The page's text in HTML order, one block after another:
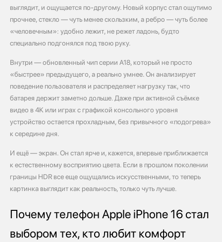
выглядит, и ощущается по‑другому. Новый корпус стал ощутимо
прочнее, стекло — чуть менее скользким, а ребро — чуть более
«человечным»: удобно лежит, не режет ладонь, будто
специально подгонялся под твою руку.
Внутри — обновленный чип серии A18, который не просто
«быстрее» предыдущего, а реально умнее. Он анализирует
поведение пользователя и распределяет нагрузку так, что
батарея держит заметно дольше. Даже при активной съёмке
видео в 4K или играх с графикой консольного уровня
устройство остается прохладным, без привычного «подогрева»
к середине дня.
И ещё — экран. Он стал ярче и, кажется, впервые приближается
к естественному восприятию цвета. Если в прошлом поколении
границы HDR все еще ощущались искусственными, то теперь
картинка выглядит как реальность, только чуть лучше.
Почему телефон Apple iPhone 16 стал
выбором тех, кто любит комфорт